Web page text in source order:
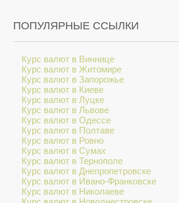
ПОПУЛЯРНЫЕ ССЫЛКИ
Курс валют в Виннице
Курс валют в Житомире
Курс валют в Запорожье
Курс валют в Киеве
Курс валют в Луцке
Курс валют в Львове
Курс валют в Одессе
Курс валют в Полтаве
Курс валют в Ровно
Курс валют в Сумах
Курс валют в Тернополе
Курс валют в Днепропетровске
Курс валют в Ивано-Франковске
Курс валют в Николаеве